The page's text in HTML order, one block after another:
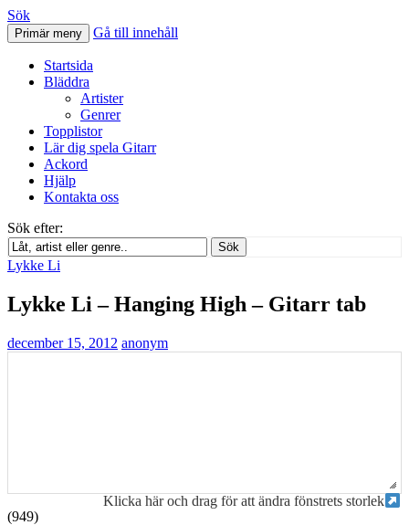
Svenskatabs.se
Sök
Primär meny Gå till innehåll
Startsida
Bläddra
Artister
Genrer
Topplistor
Lär dig spela Gitarr
Ackord
Hjälp
Kontakta oss
Sök efter:
Sök
Lykke Li
Lykke Li – Hanging High – Gitarr tab
december 15, 2012 anonym
Klicka här och drag för att ändra fönstrets storlek
(949)